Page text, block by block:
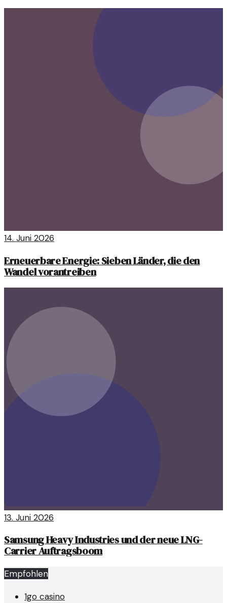
14. Juni 2026
Erneuerbare Energie: Sieben Länder, die den
Wandel vorantreiben
13. Juni 2026
Samsung Heavy Industries und der neue LNG-
Carrier Auftragsboom
Empfohlen
1go casino